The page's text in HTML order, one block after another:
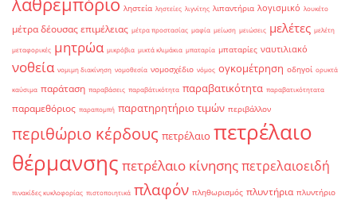
ληστεία ληστείες λιγνίτης λιπαντήρια λογισμικό λουκέτο
μέτρα δέουσας επιμέλειας μέτρα προστασίας μαφία μείωση μειώσεις μελέτες μελέτη
μεταφορικές μητρώα μικρόβια μικτά κλιμάκια μπαταρία μπαταρίες ναυτιλιακό
νοθεία νομιμη διακίνηση νομοθεσία νομοσχέδιο νόμος ογκομέτρηση οδηγοί ορυκτά
καύσιμα παράταση παραβάσεις παραβάτικότητα παραβατικότητα παραβατικότητατα
παραμεθόριος παραπομπή παρατηρητήριο τιμών περιβάλλον
περιθώριο κέρδους πετρέλαιο πετρέλαιο
θέρμανσης πετρέλαιο κίνησηςπετρελαιοειδή
πινακίδες κυκλοφορίας πιστοποιητικά πλαφόν πληθωρισμός πλυντήρια πλυντήριο